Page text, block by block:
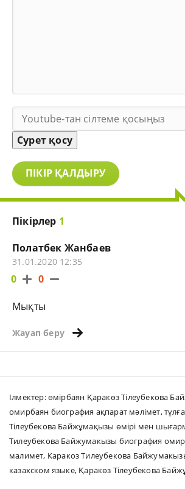
Сурет қосу
ПІКІР ҚАЛДЫРУ
Пікірлер 1
Полатбек Жанбаев
31.01.2020 12:35
0 0
Мықты
Жауап беру
Ілмектер:өмірбаян Қаракөз Тілеубекова
омирбаян биография ақпарат мәлімет,
Тілеубекова Байжұмақызы өмірі мен
Тилеубекова Байжумакызы биография
малимет, Каракоз Тилеубекова
казахском языке, Қаракөз Тілеубекова